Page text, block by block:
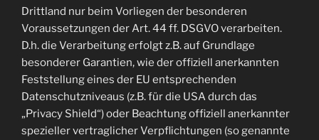
Drittland nur beim Vorliegen der besonderen
Voraussetzungen der Art. 44 ff. DSGVO verarbeiten.
D.h. die Verarbeitung erfolgt z.B. auf Grundlage
besonderer Garantien, wie der offiziell anerkannten
Feststellung eines der EU entsprechenden
Datenschutzniveaus (z.B. für die USA durch das
„Privacy Shield“) oder Beachtung offiziell anerkannter
spezieller vertraglicher Verpflichtungen (so genannte